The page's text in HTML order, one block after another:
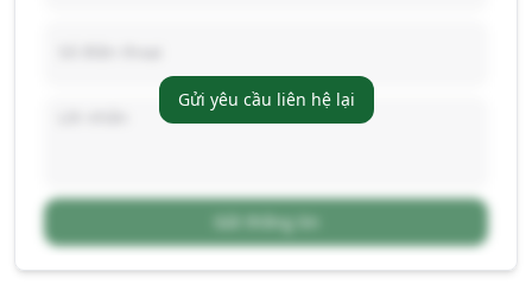
Gửi thông tin
Gửi yêu cầu liên hệ lại